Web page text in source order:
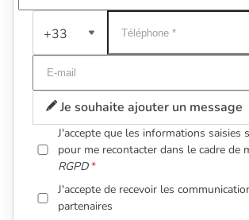
+33
Je souhaite ajouter un message
J'accepte que les informations saisies
pour me recontacter dans le cadre de
RGPD
J'accepte de recevoir les
partenaires